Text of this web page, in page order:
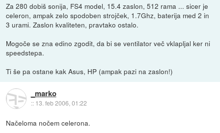
Za 280 dobiš sonija, FS4 model, 15.4 zaslon, 512 rama ... sicer je
celeron, ampak zelo spodoben strojček, 1.7Ghz, baterija med 2 in
3 urami. Zaslon kvaliteten, pravtako ostalo.
Mogoče se zna edino zgodit, da bi se ventilator več vklapljal ker ni
speedstepa.
Ti še pa ostane kak Asus, HP (ampak pazi na zaslon!)
_marko
:: 13. feb 2006, 01:22
Načeloma nočem celerona.